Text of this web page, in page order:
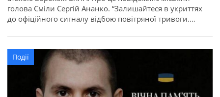
голова Сміли Сергій Ананко. “Залишайтеся в укриттях
до офіційного сигналу відбою повітряної тривоги.
Зберігайте інформаційну тишу: не публікуйте фото,
відео, місця влучань чи роботу наших захисників.
Ворог може використати будь-яку інформацію. Існує
Події